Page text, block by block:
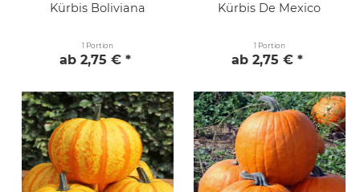
Kürbis Boliviana
1 Portion
ab 2,75 € *
Kürbis De Mexico
1 Portion
ab 2,75 € *